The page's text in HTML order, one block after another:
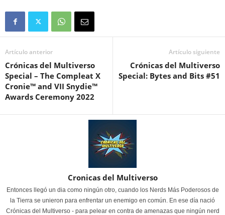
Artículo anterior
Crónicas del Multiverso
Special – The Compleat X
Cronie™ and VII Snydie™
Awards Ceremony 2022
Artículo siguiente
Crónicas del Multiverso
Special: Bytes and Bits #51
Cronicas del Multiverso
Entonces llegó un dia como ningún otro, cuando los Nerds Más Poderosos de
la Tierra se unieron para enfrentar un enemigo en común. En ese día nació
Crónicas del Multiverso - para pelear en contra de amenazas que ningún nerd